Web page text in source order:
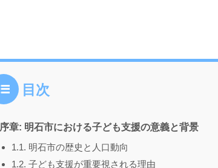
目次
序章: 明石市における子ども支援の意義と背景
1.1. 明石市の歴史と人口動向
1.2. 子ども支援が重要視される理由